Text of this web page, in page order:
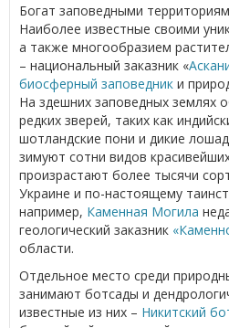
Богат заповедными
Наиболее известные своими
а также многообразием
– национальный заказник «
биосферный заповедник и
На здешних заповедных землях
редких зверей, таких как
шотландские пони и дикие
зимуют сотни видов
произрастают более тысячи
Украине и по-настоящему
например, Каменная Могила
геологический заказник
области.
Отдельное место среди
занимают ботсады и
известные из них – Никитский